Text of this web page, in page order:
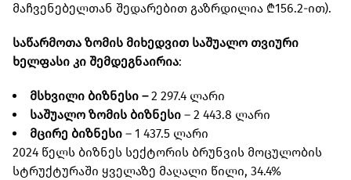
მაჩვენებელთან შედარებით გაზრდილია ₾156.2-ით).
საწარმოთა ზომის მიხედვით საშუალო თვიური
ხელფასი კი შემდეგნაირია:
მსხვილი ბიზნესი –2 297.4 ლარი
საშუალო ზომის ბიზნესი – 2 443.8 ლარი
მცირე ბიზნესი – 1 437.5 ლარი
2024 წელს ბიზნეს სექტორის ბრუნვის მოცულობის
სტრუქტურაში ყველაზე მაღალი წილი, 34.4%